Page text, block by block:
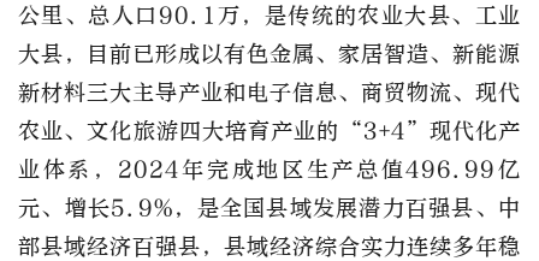
公里、总人口90.1万，是传统的农业大县、工业
大县，目前已形成以有色金属、家居智造、新能源
新材料三大主导产业和电子信息、商贸物流、现代
农业、文化旅游四大培育产业的“3+4”现代化产
业体系，2024年完成地区生产总值496.99亿
元、增长5.9%，是全国县域发展潜力百强县、中
部县域经济百强县，县域经济综合实力连续多年稳